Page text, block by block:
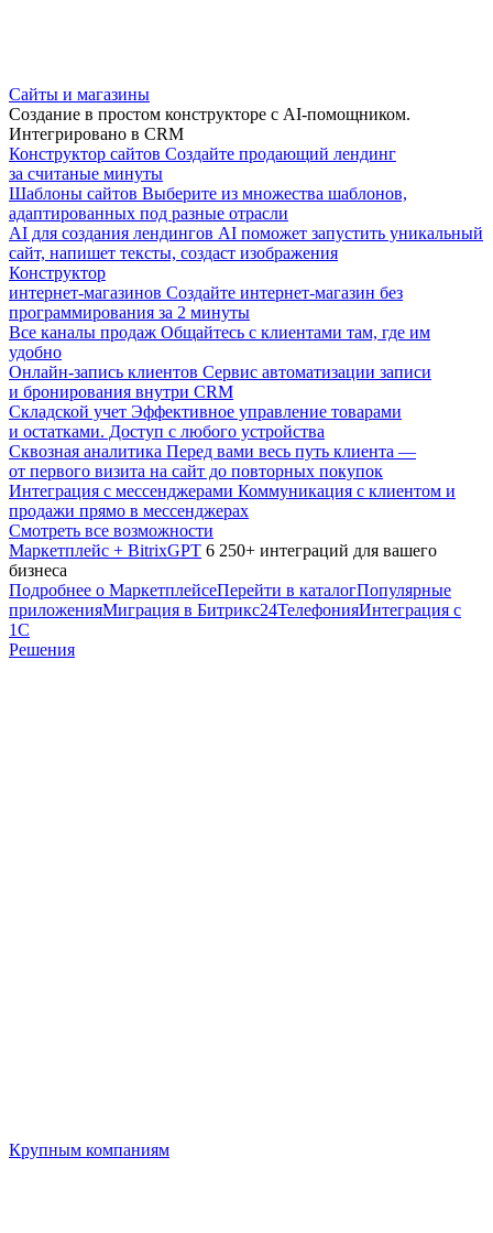
Сайты и магазины
Создание в простом конструкторе с AI-помощником.
Интегрировано в CRM
Конструктор сайтов Создайте продающий лендинг
за считаные минуты
Шаблоны сайтов Выберите из множества шаблонов,
адаптированных под разные отрасли
AI для создания лендингов AI поможет запустить уникальный
сайт, напишет тексты, создаст изображения
Конструктор
интернет-магазинов Создайте интернет-магазин без
программирования за 2 минуты
Все каналы продаж Общайтесь с клиентами там, где им
удобно
Онлайн-запись клиентов Сервис автоматизации записи
и бронирования внутри CRM
Складской учет Эффективное управление товарами
и остатками. Доступ с любого устройства
Сквозная аналитика Перед вами весь путь клиента —
от первого визита на сайт до повторных покупок
Интеграция с мессенджерами Коммуникация с клиентом и
продажи прямо в мессенджерах
Смотреть все возможности
Маркетплейс + BitrixGPT 6 250+ интеграций для вашего
бизнеса
Подробнее о МаркетплейсеПерейти в каталогПопулярные
приложенияМиграция в Битрикс24ТелефонияИнтеграция с
1С
Решения
Крупным компаниям